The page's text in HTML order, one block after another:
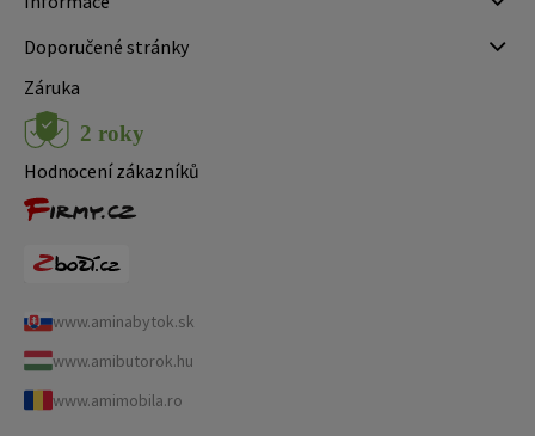
Doporučené stránky
Záruka
Hodnocení zákazníků
www.aminabytok.sk
www.amibutorok.hu
www.amimobila.ro